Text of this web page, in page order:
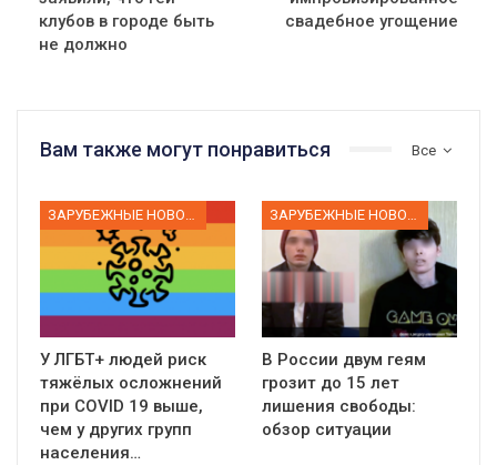
клубов в городе быть
не должно
свадебное угощение
Все
Вам также могут понравиться
ЗАРУБЕЖНЫЕ НОВОСТИ
У ЛГБТ+ людей риск
тяжёлых осложнений
при COVID 19 выше,
чем у других групп
населения…
ЗАРУБЕЖНЫЕ НОВОСТИ
В России двум геям
грозит до 15 лет
лишения свободы:
обзор ситуации